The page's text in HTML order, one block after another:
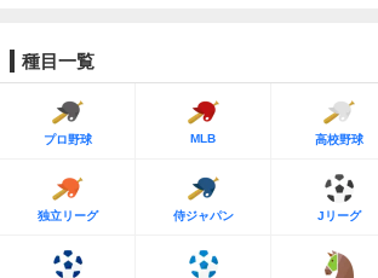
種目一覧
プロ野球 MLB 高校野球
独立リーグ 侍ジャパン Jリーグ